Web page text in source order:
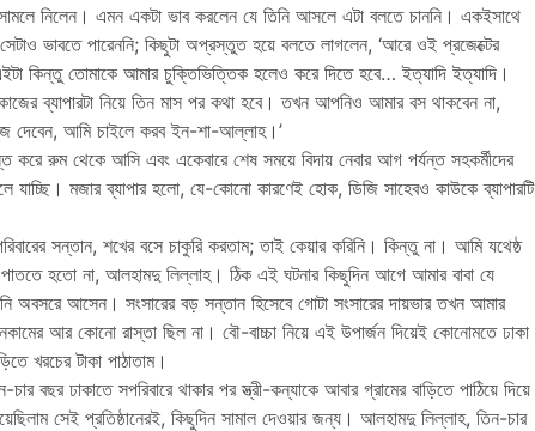
নিলেন। এমন একটা ভাব করলেন যে তিনি আসলে এটা বলতে চাননি। একইসাথে
ভাবতে পারেননি; কিছুটা অপ্রস্তুত হয়ে বলতে লাগলেন, ‘আরে ওই প্রজেক্টের
কিন্তু তোমাকে আমার চুক্তিভিত্তিক হলেও করে দিতে হবে… ইত্যাদি ইত্যাদি।
ব্যাপারটা নিয়ে তিন মাস পর কথা হবে। তখন আপনিও আমার বস থাকবেন না,
দেবেন, আমি চাইলে করব ইন-শা-আল্লাহ।’
করে রুম থেকে আসি এবং একেবারে শেষ সময়ে বিদায় নেবার আগ পর্যন্ত সহকর্মীদের
মজার ব্যাপার হলো, যে-কোনো কারণেই হোক, ডিজি সাহেবও কাউকে ব্যাপারটি
সন্তান, শখের বসে চাকুরি করতাম; তাই কেয়ার করিনি। কিন্তু না। আমি যথেষ্ঠ
হতো না, আলহামদু লিল্লাহ। ঠিক এই ঘটনার কিছুদিন আগে আমার বাবা যে
অবসরে আসেন। সংসারের বড় সন্তান হিসেবে গোটা সংসারের দায়ভার তখন আমার
আর কোনো রাস্তা ছিল না। বৌ-বাচ্চা নিয়ে এই উপার্জন দিয়েই কোনোমতে ঢাকা
খরচের টাকা পাঠাতাম।
বছর ঢাকাতে সপরিবারে থাকার পর স্ত্রী-কন্যাকে আবার গ্রামের বাড়িতে পাঠিয়ে দিয়ে
সেই প্রতিষ্ঠানেরই, কিছুদিন সামাল দেওয়ার জন্য। আলহামদু লিল্লাহ, তিন-চার